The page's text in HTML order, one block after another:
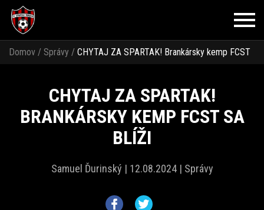
Domov / Správy / CHYTAJ ZA SPARTAK! Brankársky kemp FCST
CHYTAJ ZA SPARTAK!
BRANKÁRSKY KEMP FCST SA
BLÍŽI
Samuel Ďurinský | 12.08.2024 | Správy